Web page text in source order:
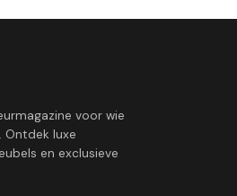
voor wie
Ontdek luxe
en exclusieve